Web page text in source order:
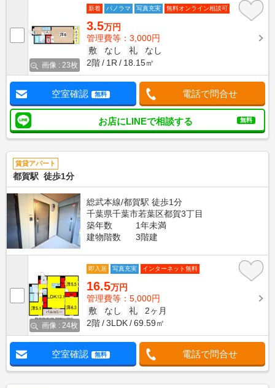
画像 : 23枚
新着 パノラマ 写真充実 無料オンライン相談可
3.5万円
管理費等：3,000円
敷
なし 礼
なし
2階
1R 18.15㎡
空室確認 無料 電話で問合せ
お店にLINEで相談する 無料
賃貸アパート
都賀駅 徒歩1分
総武本線/都賀駅 徒歩1分
千葉県千葉市若葉区都賀3丁目
築年数
1年未満
建物階数
3階建
画像 : 24枚
即入居 写真充実 インターネット無料
16.5万円
管理費等：5,000円
敷
なし 礼
2ヶ月
2階
3LDK 69.59㎡
空室確認 無料 電話で問合せ